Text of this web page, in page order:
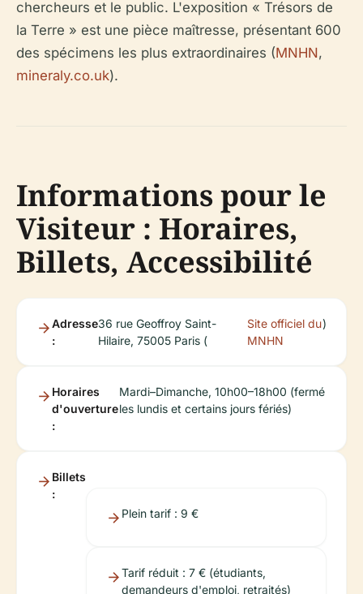
chercheurs et le public. L'exposition « Trésors de
la Terre » est une pièce maîtresse, présentant 600
des spécimens les plus extraordinaires (MNHN,
mineraly.co.uk).
Informations pour le
Visiteur : Horaires,
Billets, Accessibilité
Adresse
:
36 rue Geoffroy Saint-
Hilaire, 75005 Paris (
Site officiel du
MNHN
)
Horaires
d'ouverture
:
Mardi–Dimanche, 10h00–18h00 (fermé
les lundis et certains jours fériés)
Billets
:
Plein tarif : 9 €
Tarif réduit : 7 € (étudiants,
demandeurs d'emploi, retraités)